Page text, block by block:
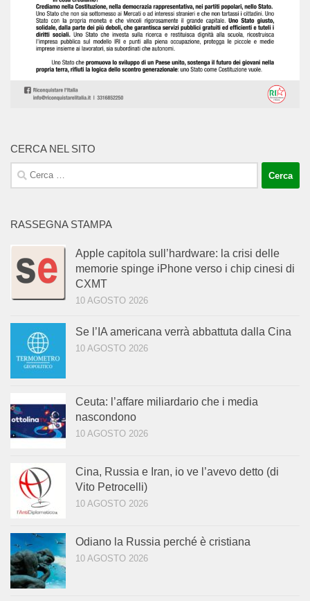
CERCA NEL SITO
Ricerca
per:
RASSEGNA STAMPA
Apple capitola sull’hardware: la crisi delle
memorie spinge iPhone verso i chip cinesi di
CXMT
10 AGOSTO 2026
Se l’IA americana verrà abbattuta dalla Cina
10 AGOSTO 2026
Ceuta: l’affare miliardario che i media
nascondono
10 AGOSTO 2026
Cina, Russia e Iran, io ve l’avevo detto (di
Vito Petrocelli)
10 AGOSTO 2026
Odiano la Russia perché è cristiana
10 AGOSTO 2026